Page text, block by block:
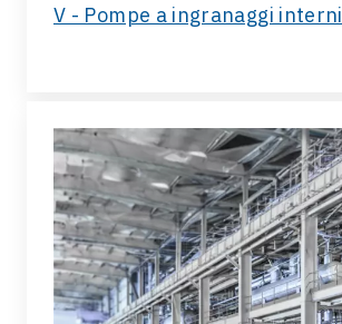
V - Pompe a ingranaggi interni